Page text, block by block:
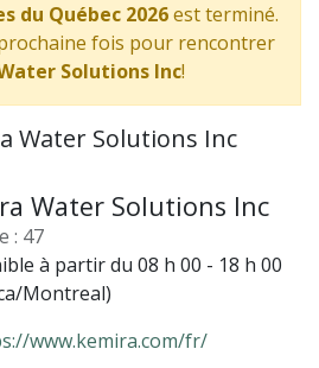
du Québec 2026est terminé.
fois pour rencontrer
Solutions Inc!
Water Solutions Inc
Water Solutions Inc
: 47
à partir du 08 h 00 - 18 h 00
Montreal)
www.kemira.com/fr/